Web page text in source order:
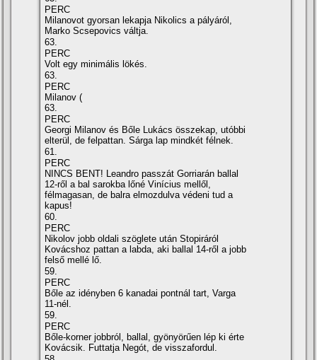
PERC
Milanovot gyorsan lekapja Nikolics a pályáról,
Marko Scsepovics váltja.
63.
PERC
Volt egy minimális lökés.
63.
PERC
Milanov (
63.
PERC
Georgi Milanov és Bőle Lukács összekap, utóbbi
elterül, de felpattan. Sárga lap mindkét félnek.
61.
PERC
NINCS BENT! Leandro passzát Gorriarán ballal
12-ről a bal sarokba lőné Viní­cius mellől,
félmagasan, de balra elmozdulva védeni tud a
kapus!
60.
PERC
Nikolov jobb oldali szöglete után Stopiráról
Kovácshoz pattan a labda, aki ballal 14-ről a jobb
felső mellé lő.
59.
PERC
Bőle az idényben 6 kanadai pontnál tart, Varga
11-nél.
59.
PERC
Bőle-korner jobbról, ballal, gyönyörűen lép ki érte
Kovácsik. Futtatja Negót, de visszafordul.